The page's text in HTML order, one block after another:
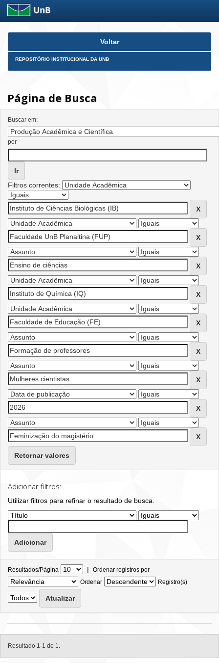
Skip
Voltar
REPOSITÓRIO INSTITUCIONAL DA UNB
Página de Busca
Buscar em:
por
Filtros correntes:
Retornar valores
Adicionar filtros:
Utilizar filtros para refinar o resultado de busca.
Resultados/Página | Ordenar registros por
Ordenar
Registro(s)
Resultado 1-1 de 1.